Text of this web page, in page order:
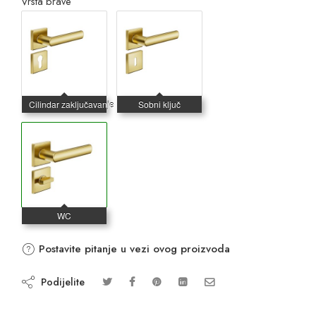
Postavite pitanje u vezi ovog proizvoda
Podijelite